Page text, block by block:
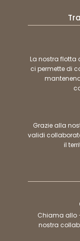
La nostra flotta
ci permette di
Grazie alla
validi
il
Chiama allo
nostra